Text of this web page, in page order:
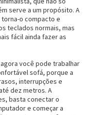
serve a um propósito. A
o compacto e
teclados normais, mas
fácil ainda fazer as
você pode trabalhar
sofá, porque a
interrupções e
dez metros. A
basta conectar o
e começar a